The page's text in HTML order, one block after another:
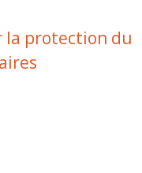
la protection du